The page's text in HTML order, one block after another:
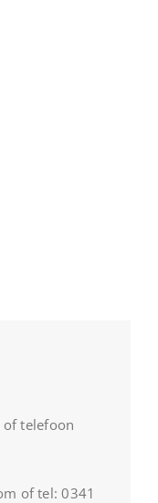
of telefoon
of tel: 0341